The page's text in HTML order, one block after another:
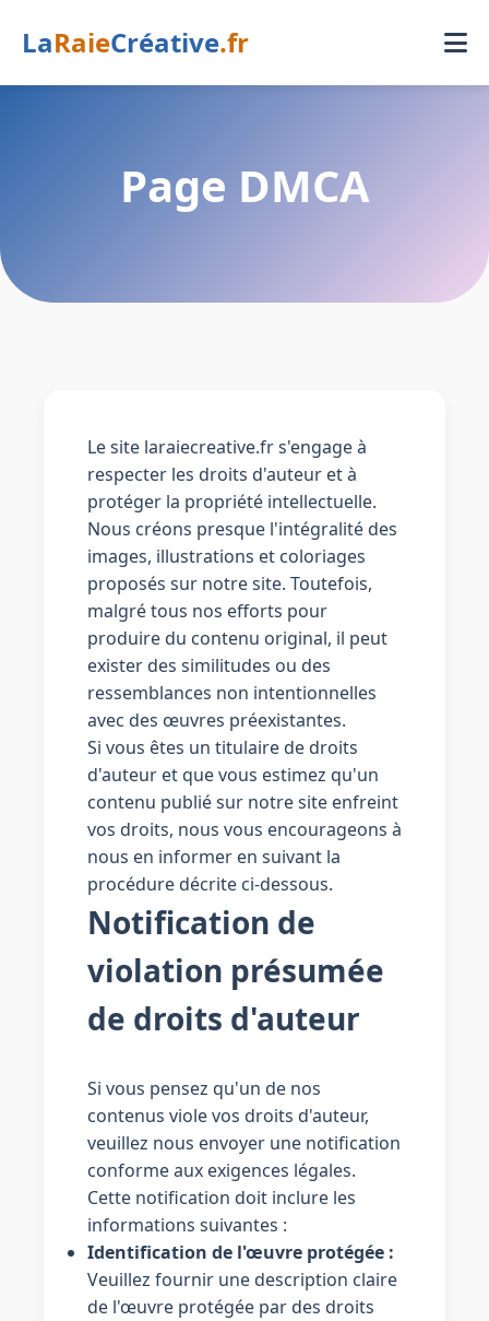
LaRaieCréative.fr
Page DMCA
Le site laraiecreative.fr s'engage à
respecter les droits d'auteur et à
protéger la propriété intellectuelle.
Nous créons presque l'intégralité des
images, illustrations et coloriages
proposés sur notre site. Toutefois,
malgré tous nos efforts pour
produire du contenu original, il peut
exister des similitudes ou des
ressemblances non intentionnelles
avec des œuvres préexistantes.
Si vous êtes un titulaire de droits
d'auteur et que vous estimez qu'un
contenu publié sur notre site enfreint
vos droits, nous vous encourageons à
nous en informer en suivant la
procédure décrite ci-dessous.
Notification de
violation présumée
de droits d'auteur
Si vous pensez qu'un de nos
contenus viole vos droits d'auteur,
veuillez nous envoyer une notification
conforme aux exigences légales.
Cette notification doit inclure les
informations suivantes :
Identification de l'œuvre protégée :
Veuillez fournir une description claire
de l'œuvre protégée par des droits